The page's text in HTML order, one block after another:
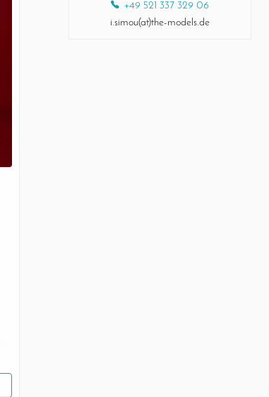
+49 521 337 329 06
i.simou(at)the-models.de